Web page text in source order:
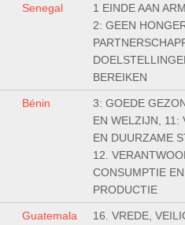
Senegal
1 EINDE AAN
2: GEEN
BEREIKEN
Bénin
3: GOEDE
EN WELZIJN, 11:
EN DUURZAME
12.
CONSUMPTIE EN
PRODUCTIE
Guatemala
16. VREDE,